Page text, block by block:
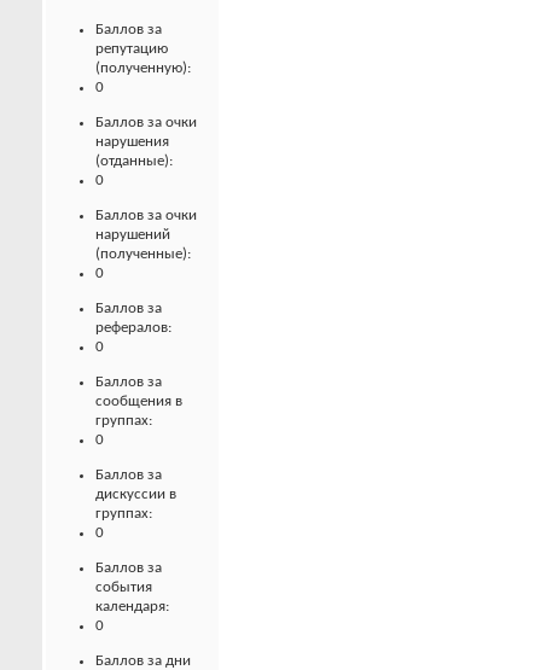
Баллов за
репутацию
(полученную):
0
Баллов за очки
нарушения
(отданные):
0
Баллов за очки
нарушений
(полученные):
0
Баллов за
рефералов:
0
Баллов за
сообщения в
группах:
0
Баллов за
дискуссии в
группах:
0
Баллов за
события
календаря:
0
Баллов за дни